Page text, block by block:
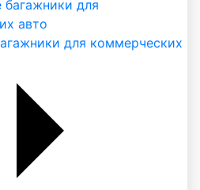
для коммерческих